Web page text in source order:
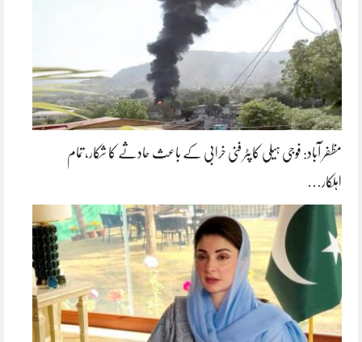
مظفر آباد: فوجی ہیلی کاپٹر فنی خرابی کے باعث حادثے کا شکار، تمام
اہلکار…